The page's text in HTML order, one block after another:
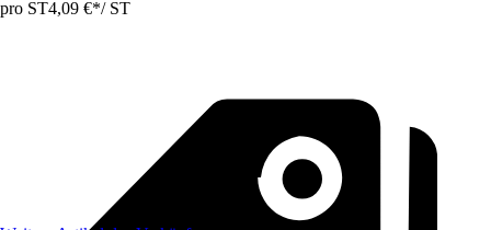
pro ST4,09 €*/ ST